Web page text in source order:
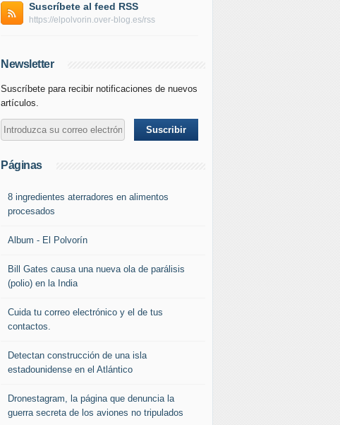
Suscríbete al feed RSS
https://elpolvorin.over-blog.es/rss
Newsletter
Suscríbete para recibir notificaciones de nuevos
artículos.
Páginas
8 ingredientes aterradores en alimentos
procesados
Album - El Polvorín
Bill Gates causa una nueva ola de parálisis
(polio) en la India
Cuida tu correo electrónico y el de tus
contactos.
Detectan construcción de una isla
estadounidense en el Atlántico
Dronestagram, la página que denuncia la
guerra secreta de los aviones no tripulados